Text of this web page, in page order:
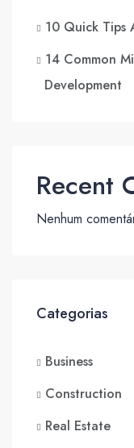
10 Quick Tips
14 Common
Development
Recent
Nenhum
Categorias
Business
Construction
Real Estate